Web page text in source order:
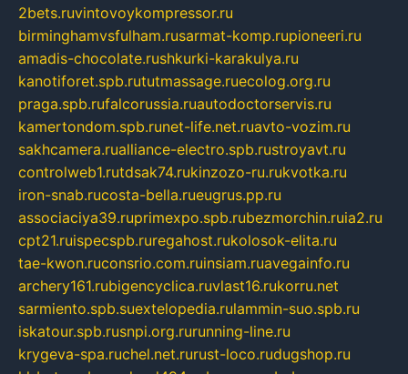
2bets.ruvintovoykompressor.ru
birminghamvsfulham.rusarmat-komp.rupioneeri.ru
amadis-chocolate.rushkurki-karakulya.ru
kanotiforet.spb.rututmassage.ruecolog.org.ru
praga.spb.rufalcorussia.ruautodoctorservis.ru
kamertondom.spb.runet-life.net.ruavto-vozim.ru
sakhcamera.rualliance-electro.spb.rustroyavt.ru
controlweb1.rutdsak74.rukinzozo-ru.rukvotka.ru
iron-snab.rucosta-bella.rueugrus.pp.ru
associaciya39.ruprimexpo.spb.rubezmorchin.ruia2.ru
cpt21.ruispecspb.ruregahost.rukolosok-elita.ru
tae-kwon.ruconsrio.com.ruinsiam.ruavegainfo.ru
archery161.rubigencyclica.ruvlast16.rukorru.net
sarmiento.spb.suextelopedia.rulammin-suo.spb.ru
iskatour.spb.rusnpi.org.rurunning-line.ru
krygeva-spa.ruchel.net.rurust-loco.rudugshop.ru